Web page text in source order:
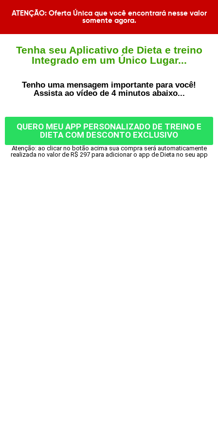
ATENÇÃO: Oferta Única que você encontrará nesse valor
somente agora.​
Tenha seu Aplicativo de Dieta e treino
Integrado em um Único Lugar...​
Tenho uma mensagem importante para você!
Assista ao vídeo de 4 minutos abaixo...
QUERO MEU APP PERSONALIZADO DE TREINO E
DIETA COM DESCONTO EXCLUSIVO
Atenção: ao clicar no botão acima sua compra será automaticamente
realizada no valor de R$ 297 para adicionar o app de Dieta no seu app